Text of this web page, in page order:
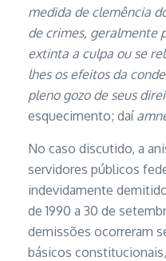
medida de clemência
de crimes, geralmente
extinta a culpa ou se
lhes os efeitos da
pleno gozo de seus
esquecimento; daí
No caso discutido, a
servidores públicos
indevidamente
de 1990 a 30 de
demissões ocorreram
básicos